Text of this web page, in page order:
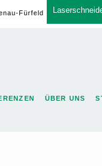
Fürfeld
ÜBER UNS